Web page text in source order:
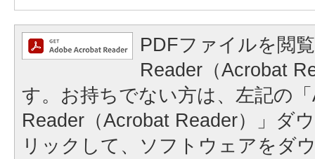
PDFファイルを閲
Reader（Acrobat
す。お持ちでない方は、左記の
Reader（Acrobat Reader）」ダ
リックして、ソフトウェアをダ